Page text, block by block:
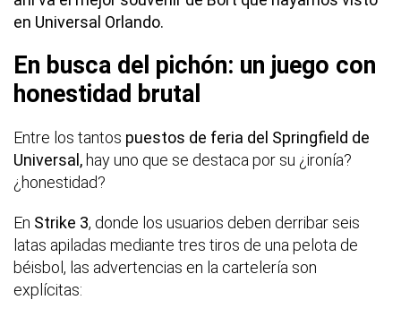
en Universal Orlando.
En busca del pichón: un juego con
honestidad brutal
Entre los tantos puestos de feria del Springfield de
Universal,hay uno que se destaca por su ¿ironía?
¿honestidad?
En Strike 3, donde los usuarios deben derribar seis
latas apiladas mediante tres tiros de una pelota de
béisbol, las advertencias en la cartelería son
explícitas: